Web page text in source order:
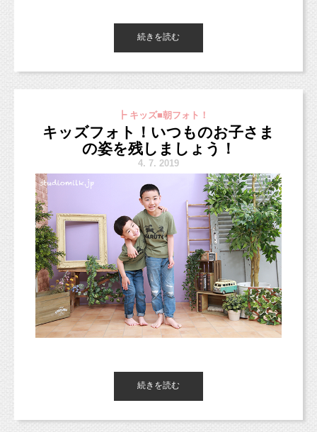
また毎月第１木曜日（祝日などの関係で変動の
場合はお知らせいたします）は、
「ベビー＆キッズフォト」イベントです！
https://www.studiomilk.jp/event
通常のオリジナルプランなどの撮影より、お時
間もお値段も少ない撮影です。
最初はケーキをスマッシュせずに横に置いて撮
子、興味がなさそうな子・・・などなど
パパママもお子さまがどんな反応をするのか楽
しんでみてください！
静止画は基本カメラマンにお任せして、そのお
写真と比べて、
動画を一緒に合わせてみるとより楽しい思い出
七五三早割第1弾は5月末まで！！（しつこいく
2160円で3面台紙に変更できます。）
お問合せやご予約お気軽にご連絡ください！
ラインで１：１トークもできますよ。
web予約
https://www.itsuaki.com/yoyaku/webreserve/menusel?
str_id=829&stf_id=0
【七五三早割・第1弾】〜5月末まで
¥7,000オフ
今日はラベンダーカラーの背景で撮影した七五
男の子のお写真をご紹介しますね！
最近人気なのはやっぱり3歳の男の子
の七五三
フォト（＾＾＊）
5歳は袴でかっこよく撮影するので、
3歳はちょっと可愛く被布のお着物で撮影がオス
スメです。
こちらのイエローの着物です。）
東京都杉並区のフォトスタジオ「スタジオミル
ク」の小池です！
今日はあいにくのお天気ですね。
るらしいので、
折り畳み傘など忘れずにお持ちください
4月21日（日曜日）＊イースター撮影会
＊
https://www.studiomilk.jp/news_dtl/entry/796
続きを読む
┣ キッズ■朝フォト！
キッズフォト！いつものお子さま
の姿を残しましょう！
4. 7. 2019
東京都杉並区のフォトスタジオ「スタジオミル
ク」の小池です。
続きを読む